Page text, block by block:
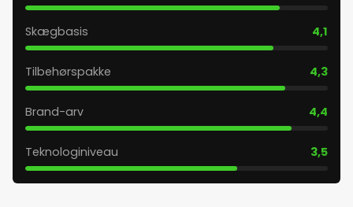
28. maj 2026
29. maj 2026
30. maj 2026
31. maj 2026
Skægbasis 4,1
Tilbehørspakke 4,3
Brand-arv 4,4
Teknologiniveau 3,5